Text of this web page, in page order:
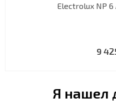
Electrolux NP 6
9
Я нашел